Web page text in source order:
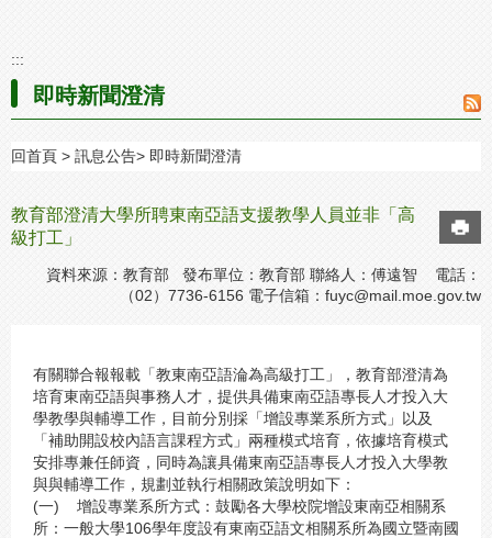
:::
即時新聞澄清
回首頁 訊息公告 即時新聞澄清
教育部澄清大學所聘東南亞語支援教學人員並非「高
級打工」
資料來源：教育部 發布單位：教育部 聯絡人：傅遠智 電話：
（02）7736-6156 電子信箱： fuyc@mail.moe.gov.tw
有關聯合報報載「教東南亞語淪為高級打工」，教育部澄清為
培育東南亞語與事務人才，提供具備東南亞語專長人才投入大
學教學與輔導工作，目前分別採「增設專業系所方式」以及
「補助開設校內語言課程方式」兩種模式培育，依據培育模式
安排專兼任師資，同時為讓具備東南亞語專長人才投入大學教
與與輔導工作，規劃並執行相關政策說明如下：
(一) 增設專業系所方式：鼓勵各大學校院增設東南亞相關系
所：一般大學106學年度設有東南亞語文相關系所為國立暨南國